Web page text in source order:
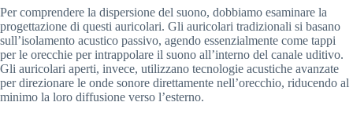
Per comprendere la dispersione del suono, dobbiamo esaminare la
progettazione di questi auricolari. Gli auricolari tradizionali si basano
sull’isolamento acustico passivo, agendo essenzialmente come tappi
per le orecchie per intrappolare il suono all’interno del canale uditivo.
Gli auricolari aperti, invece, utilizzano tecnologie acustiche avanzate
per direzionare le onde sonore direttamente nell’orecchio, riducendo al
minimo la loro diffusione verso l’esterno.